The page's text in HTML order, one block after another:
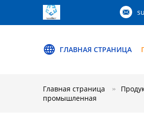
ГЛАВНАЯ СТРАНИЦА
Главная страница
промышленная